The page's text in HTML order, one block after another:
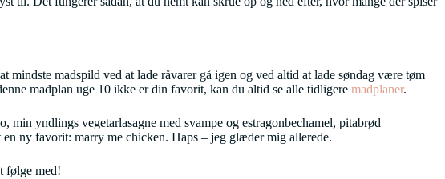
madspild ved at lade råvarer gå igen og ved altid at lade søndag være tøm
madplan uge 10 ikke er din favorit, kan du altid se alle tidligere madplaner.
yndlings vegetarlasagne med svampe og estragonbechamel, pitabrød
en ny favorit: marry me chicken. Haps – jeg glæder mig allerede.
følge med!